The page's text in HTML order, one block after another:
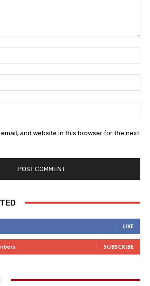
email, and website in this browser for the next
LIKE
SUBSCRIBE